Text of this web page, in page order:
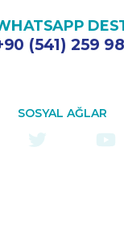
(541) 259
SOSYAL AĞLAR